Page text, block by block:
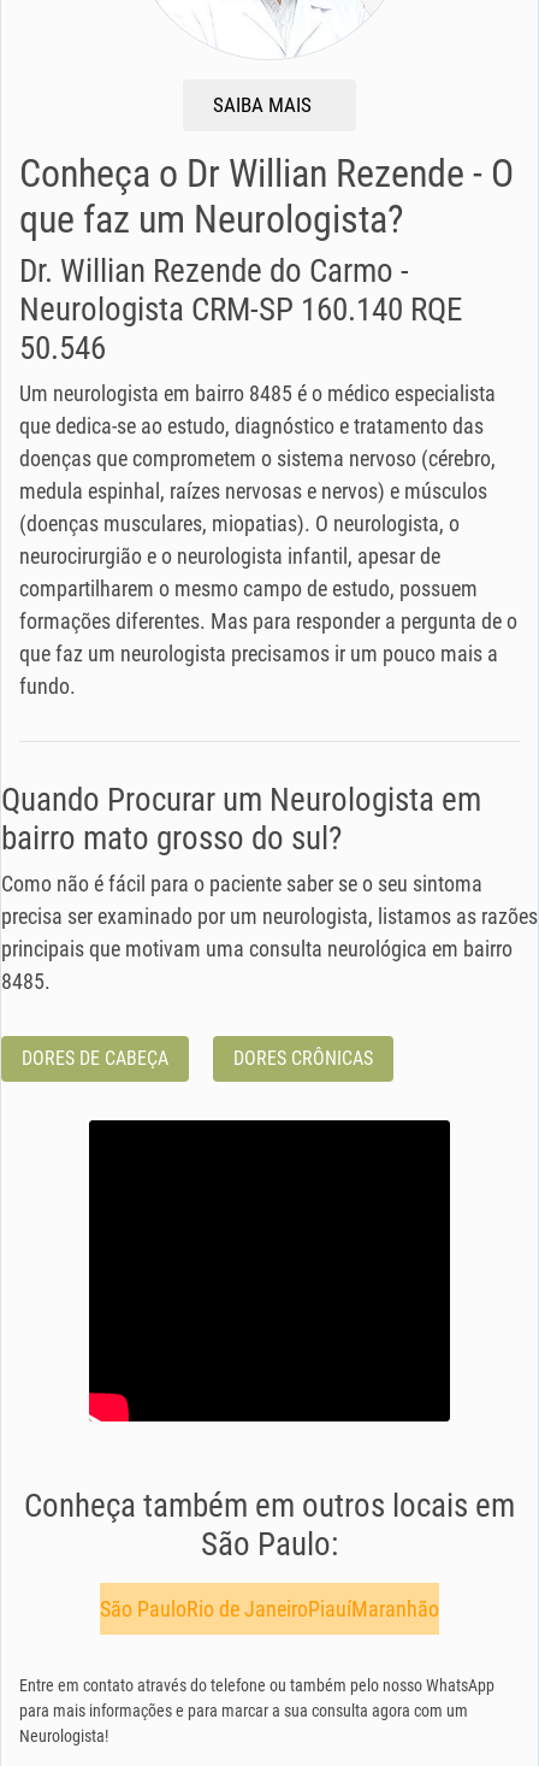
SAIBA MAIS
Conheça o Dr Willian Rezende - O
que faz um Neurologista?
Dr. Willian Rezende do Carmo -
Neurologista CRM-SP 160.140 RQE
50.546
Um neurologista em bairro 8485 é o médico especialista
que dedica-se ao estudo, diagnóstico e tratamento das
doenças que comprometem o sistema nervoso (cérebro,
medula espinhal, raízes nervosas e nervos) e músculos
(doenças musculares, miopatias). O neurologista, o
neurocirurgião e o neurologista infantil, apesar de
compartilharem o mesmo campo de estudo, possuem
formações diferentes. Mas para responder a pergunta de o
que faz um neurologista precisamos ir um pouco mais a
fundo.
Quando Procurar um Neurologista em
bairro mato grosso do sul?
Como não é fácil para o paciente saber se o seu sintoma
precisa ser examinado por um neurologista, listamos as razões
principais que motivam uma consulta neurológica em bairro
8485.
DORES DE CABEÇA DORES CRÔNICAS
Conheça também em outros locais em
São Paulo:
São PauloRio de JaneiroPiauíMaranhão
Entre em contato através do telefone ou também pelo nosso WhatsApp
para mais informações e para marcar a sua consulta agora com um
Neurologista!